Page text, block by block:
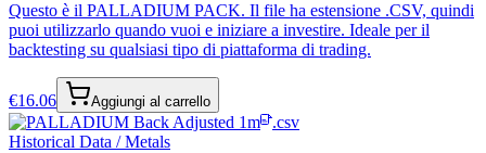
Questo è il PALLADIUM PACK. Il file ha estensione .CSV, quindi
puoi utilizzarlo quando vuoi e iniziare a investire. Ideale per il
backtesting su qualsiasi tipo di piattaforma di trading.
€16.06 Aggiungi al carrello
.csv
Historical Data / Metals